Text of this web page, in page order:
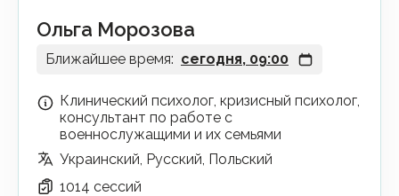
Ольга Морозова
Ближайшее время: сегодня, 09:00
Клинический психолог, кризисный психолог,
консультант по работе с
военнослужащими и их семьями
Украинский, Русский, Польский
1014 сессий